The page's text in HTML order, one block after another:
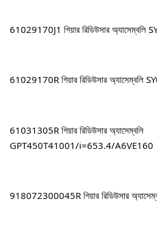
61029170J1 গিয়ার রিডিউসার অ্যাসেম্বলি
61029170R গিয়ার রিডিউসার অ্যাসেম্বলি
61031305R গিয়ার রিডিউসার অ্যাসেম্বলি
GPT450T41001/i=653.4/A6VE160
918072300045R গিয়ার রিডিউসার